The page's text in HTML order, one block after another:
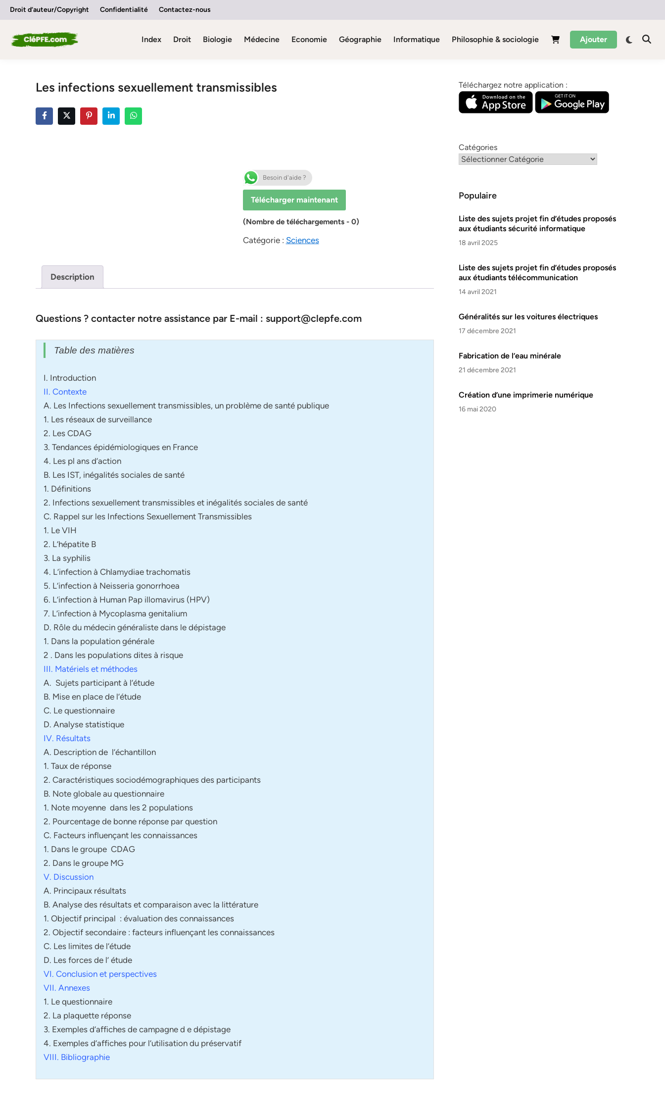
SkipDroit d’auteur/Copyright Confidentialité Contactez-nous
Index Droit Biologie Médecine Economie Géographie Informatique Philosophie & sociologie Ajouter
Les infections sexuellement transmissibles
Besoin d'aide ?
Télécharger maintenant
(Nombre de téléchargements - 0)
Catégorie : Sciences
Description
Questions ? contacter notre assistance par E-mail : support@clepfe.com
Table des matières
I. Introduction
II. Contexte
A. Les Infections sexuellement transmissibles, un problème de santé publique
1. Les réseaux de surveillance
2. Les CDAG
3. Tendances épidémiologiques en France
4. Les pl ans d’action
B. Les IST, inégalités sociales de santé
1. Définitions
2. Infections sexuellement transmissibles et inégalités sociales de santé
C. Rappel sur les Infections Sexuellement Transmissibles
1. Le VIH
2. L’hépatite B
3. La syphilis
4. L’infection à Chlamydiae trachomatis
5. L’infection à Neisseria gonorrhoea
6. L’infection à Human Pap illomavirus (HPV)
7. L’infection à Mycoplasma genitalium
D. Rôle du médecin généraliste dans le dépistage
1. Dans la population générale
2 . Dans les populations dites à risque
III. Matériels et méthodes
A. Sujets participant à l’étude
B. Mise en place de l’étude
C. Le questionnaire
D. Analyse statistique
IV. Résultats
A. Description de l’échantillon
1. Taux de réponse
2. Caractéristiques sociodémographiques des participants
B. Note globale au questionnaire
1. Note moyenne dans les 2 populations
2. Pourcentage de bonne réponse par question
C. Facteurs influençant les connaissances
1. Dans le groupe CDAG
2. Dans le groupe MG
V. Discussion
A. Principaux résultats
B. Analyse des résultats et comparaison avec la littérature
1. Objectif principal : évaluation des connaissances
2. Objectif secondaire : facteurs influençant les connaissances
C. Les limites de l’étude
D. Les forces de l’ étude
VI. Conclusion et perspectives
VII. Annexes
1. Le questionnaire
2. La plaquette réponse
3. Exemples d’affiches de campagne d e dépistage
4. Exemples d’affiches pour l’utilisation du préservatif
VIII. Bibliographie
Téléchargez notre application :
Catégories
Populaire
Liste des sujets projet fin d’études proposés
aux étudiants sécurité informatique
18 avril 2025
Liste des sujets projet fin d’études proposés
aux étudiants télécommunication
14 avril 2021
Généralités sur les voitures électriques
17 décembre 2021
Fabrication de l’eau minérale
21 décembre 2021
Création d’une imprimerie numérique
16 mai 2020